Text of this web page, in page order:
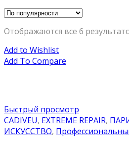
Отображаются все 6
Add to Wishlist
Add To Compare
Быстрый просмотр
CADIVEU, EXTREME REPAIR,
ИСКУССТВО,